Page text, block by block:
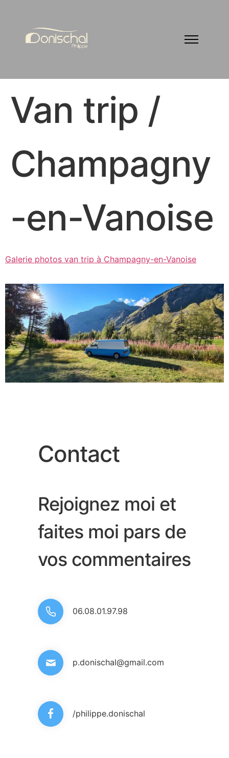
Van trip /
Champagny
-en-Vanoise
Galerie photos van trip à Champagny-en-Vanoise
Contact
Rejoignez moi et
faites moi pars de
vos commentaires
06.08.01.97.98
p.donischal@gmail.com
/philippe.donischal